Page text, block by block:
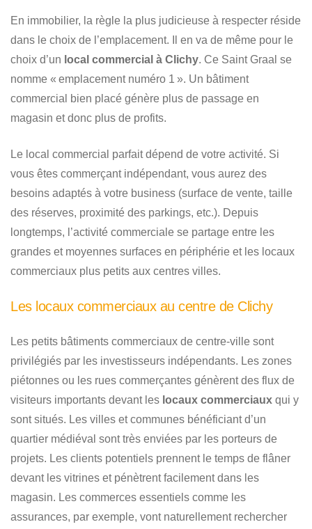
En immobilier, la règle la plus judicieuse à respecter réside
dans le choix de l’emplacement. Il en va de même pour le
choix d’un local commercial à Clichy. Ce Saint Graal se
nomme « emplacement numéro 1 ». Un bâtiment
commercial bien placé génère plus de passage en
magasin et donc plus de profits.
Le local commercial parfait dépend de votre activité. Si
vous êtes commerçant indépendant, vous aurez des
besoins adaptés à votre business (surface de vente, taille
des réserves, proximité des parkings, etc.). Depuis
longtemps, l’activité commerciale se partage entre les
grandes et moyennes surfaces en périphérie et les locaux
commerciaux plus petits aux centres villes.
Les locaux commerciaux au centre de Clichy
Les petits bâtiments commerciaux de centre-ville sont
privilégiés par les investisseurs indépendants. Les zones
piétonnes ou les rues commerçantes génèrent des flux de
visiteurs importants devant les locaux commerciaux qui y
sont situés. Les villes et communes bénéficiant d’un
quartier médiéval sont très enviées par les porteurs de
projets. Les clients potentiels prennent le temps de flâner
devant les vitrines et pénètrent facilement dans les
magasin. Les commerces essentiels comme les
assurances, par exemple, vont naturellement rechercher